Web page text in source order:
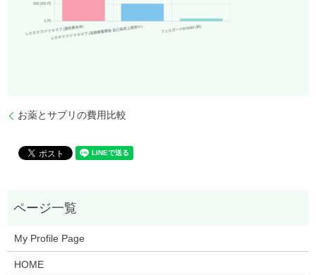
お薬とサプリの費用比較
My Profile Page
HOME